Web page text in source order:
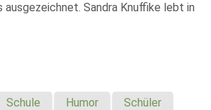
Sandra Knuffike lebt in
Schule Humor Schüler